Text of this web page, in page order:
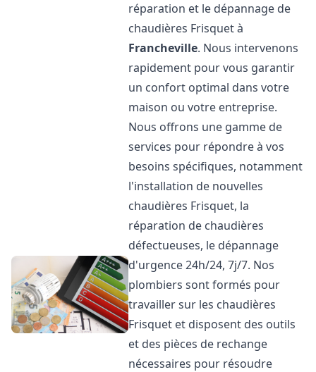
réparation et le dépannage de
chaudières Frisquet à
Francheville. Nous intervenons
rapidement pour vous garantir
un confort optimal dans votre
maison ou votre entreprise.
Nous offrons une gamme de
services pour répondre à vos
besoins spécifiques, notamment
l'installation de nouvelles
chaudières Frisquet, la
réparation de chaudières
défectueuses, le dépannage
d'urgence 24h/24, 7j/7. Nos
plombiers sont formés pour
travailler sur les chaudières
Frisquet et disposent des outils
et des pièces de rechange
nécessaires pour résoudre